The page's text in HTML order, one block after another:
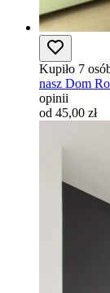
Kupiło 7
nasz Dom
opinii
od 45,00 zł